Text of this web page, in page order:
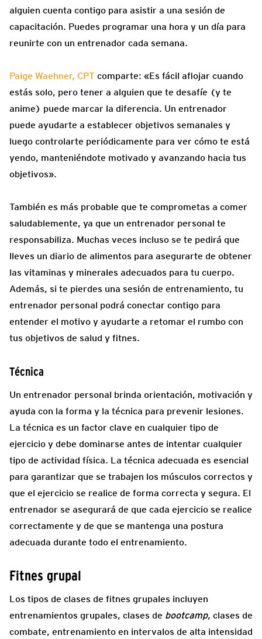
alguien cuenta contigo para asistir a una sesión de
capacitación. Puedes programar una hora y un día para
reunirte con un entrenador cada semana.
Paige Waehner, CPT comparte: «Es fácil aflojar cuando
estás solo, pero tener a alguien que te desafíe (y te
anime) puede marcar la diferencia. Un entrenador
puede ayudarte a establecer objetivos semanales y
luego controlarte periódicamente para ver cómo te está
yendo, manteniéndote motivado y avanzando hacia tus
objetivos».
También es más probable que te comprometas a comer
saludablemente, ya que un entrenador personal te
responsabiliza. Muchas veces incluso se te pedirá que
lleves un diario de alimentos para asegurarte de obtener
las vitaminas y minerales adecuados para tu cuerpo.
Además, si te pierdes una sesión de entrenamiento, tu
entrenador personal podrá conectar contigo para
entender el motivo y ayudarte a retomar el rumbo con
tus objetivos de salud y fitnes.
Técnica
Un entrenador personal brinda orientación, motivación y
ayuda con la forma y la técnica para prevenir lesiones.
La técnica es un factor clave en cualquier tipo de
ejercicio y debe dominarse antes de intentar cualquier
tipo de actividad física. La técnica adecuada es esencial
para garantizar que se trabajen los músculos correctos y
que el ejercicio se realice de forma correcta y segura. El
entrenador se asegurará de que cada ejercicio se realice
correctamente y de que se mantenga una postura
adecuada durante todo el entrenamiento.
Fitnes grupal
Los tipos de clases de fitnes grupales incluyen
entrenamientos grupales, clases de bootcamp, clases de
combate, entrenamiento en intervalos de alta intensidad